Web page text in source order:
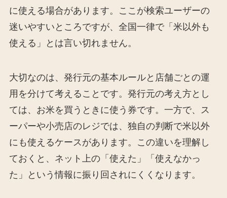
に使える場合があります。ここが検索ユーザーの
迷いやすいところですが、全国一律で「米以外も
使える」とは言い切れません。
大切なのは、発行元の基本ルールと店舗ごとの運
用を分けて考えることです。発行元の考え方とし
ては、お米を買うときに使う券です。一方で、ス
ーパーや小売店のレジでは、独自の判断で米以外
にも使えるケースがあります。この違いを理解し
ておくと、ネット上の「使えた」「使えなかっ
た」という情報に振り回されにくくなります。